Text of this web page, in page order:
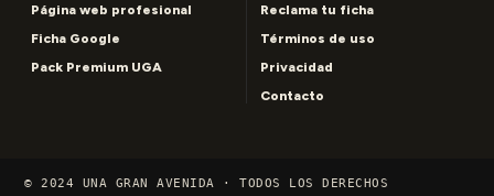
Página web profesional
Ficha Google
Pack Premium UGA
Reclama tu ficha
Términos de uso
Privacidad
Contacto
© 2024 UNA GRAN AVENIDA · TODOS LOS DERECHOS